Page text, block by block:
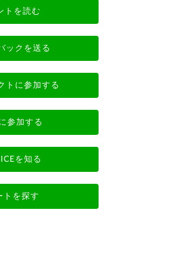
トを読む
ックを送る
トに参加する
参加する
を知る
トを探す